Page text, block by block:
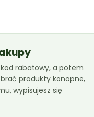
rabatowy, a potem
produkty konopne,
wypisujesz się